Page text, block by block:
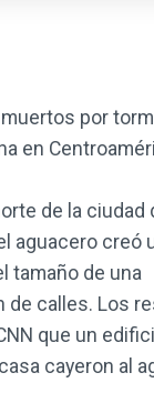
por
en
de la ciudad
aguacero creó
tamaño de una
de calles. Los
que un
cayeron al